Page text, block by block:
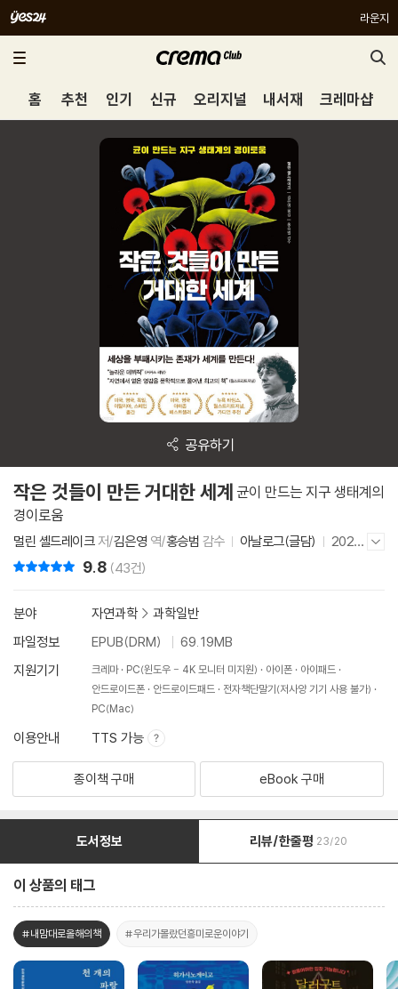
라운지
홈 추천 인기 신규 오리지널 내서재 크레마샵
공유하기
작은 것들이 만든 거대한 세계 균이 만드는 지구 생태계의
경이로움
멀린 셸드레이크저/김은영 역/홍승범 감수 아날로그(글담)
2021
년 5월 26일 9.8 (43건)
분야 자연과학 > 과학일반
파일정보
EPUB(DRM)
69.19MB
지원기기
크레마 PC(윈도우 - 4K 모니터 미지원) 아이폰
아이패드
안드로이드폰
안드로이드패드
전자책단말기(저사양 기기 사용 불가)
PC(Mac)
이용안내 TTS 가능
종이책 구매 eBook 구매
도서정보 리뷰/한줄평 23/20
이 상품의 태그
#내맘대로올해의책 #우리가몰랐던흥미로운이야기